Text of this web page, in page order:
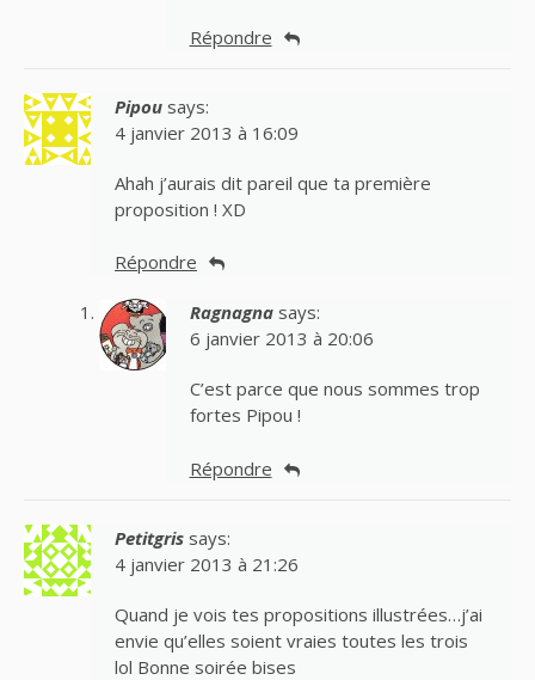
Répondre
Pipou says:
4 janvier 2013 à 16:09
Ahah j’aurais dit pareil que ta première
proposition ! XD
Répondre
Ragnagna says:
6 janvier 2013 à 20:06
C’est parce que nous sommes trop
fortes Pipou !
Répondre
Petitgris says:
4 janvier 2013 à 21:26
Quand je vois tes propositions illustrées…j’ai
envie qu’elles soient vraies toutes les trois
lol Bonne soirée bises